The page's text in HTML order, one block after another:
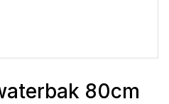
80cm